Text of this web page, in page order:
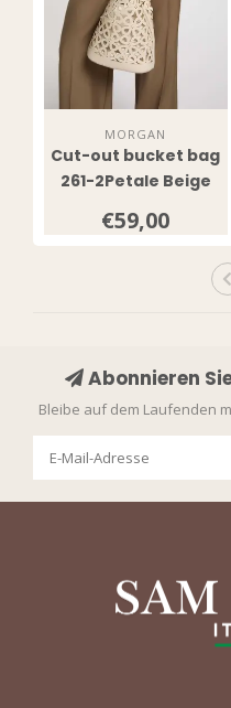
MORGAN
Cut-out bucket bag
261-2Petale Beige
€59,00
Abonnieren
Bleibe auf dem Laufenden